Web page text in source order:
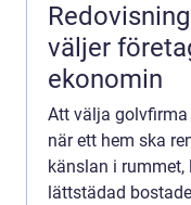
väljer
ekonomin
Att välja golvfirma
när ett hem ska
känslan i
lättstädad